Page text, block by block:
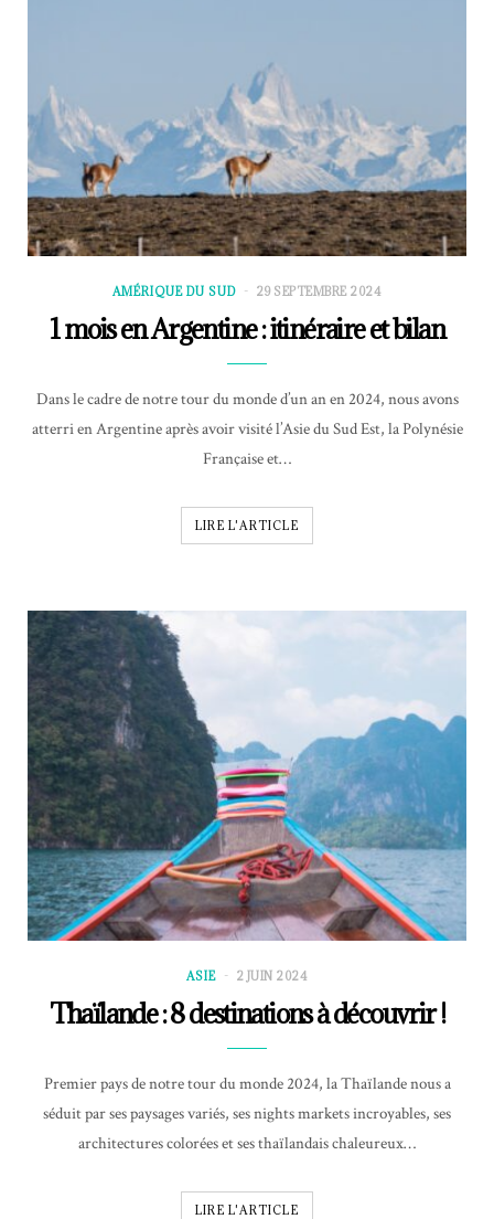
AMÉRIQUE DU SUD 29 SEPTEMBRE 2024
1 mois en Argentine : itinéraire et bilan
Dans le cadre de notre tour du monde d’un an en 2024, nous avons
atterri en Argentine après avoir visité l’Asie du Sud Est, la Polynésie
Française et…
LIRE L'ARTICLE
ASIE 2 JUIN 2024
Thaïlande : 8 destinations à découvrir !
Premier pays de notre tour du monde 2024, la Thaïlande nous a
séduit par ses paysages variés, ses nights markets incroyables, ses
architectures colorées et ses thaïlandais chaleureux…
LIRE L'ARTICLE